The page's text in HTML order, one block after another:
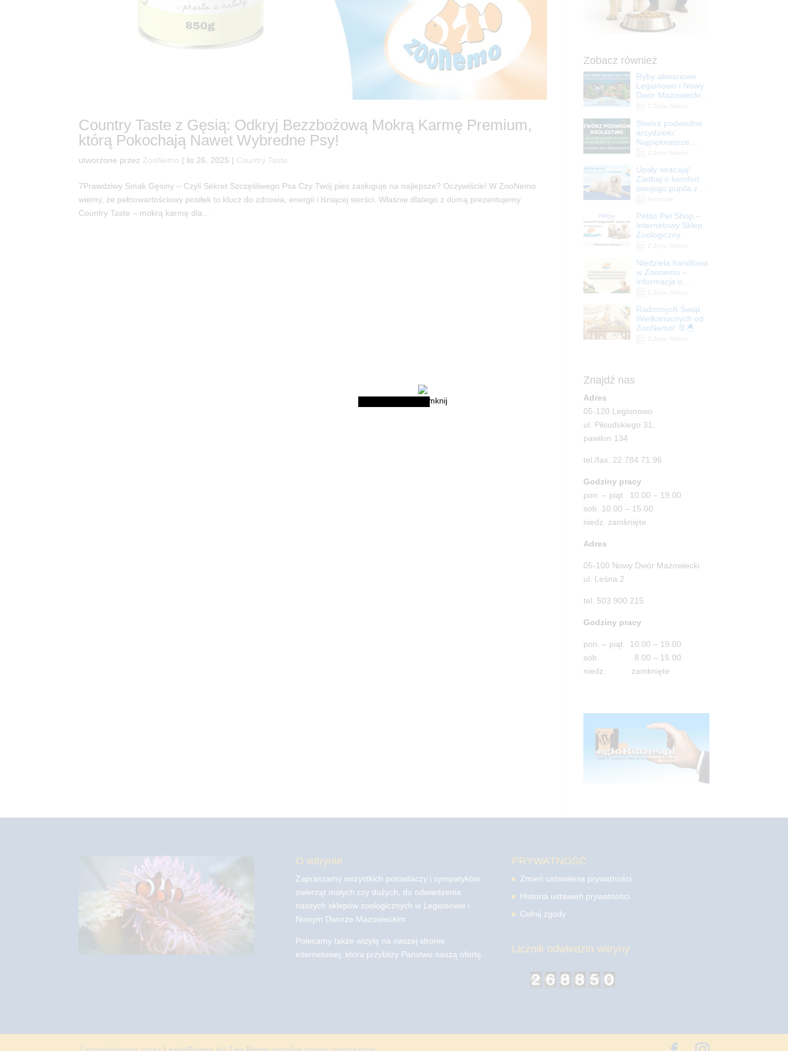
Country Taste z Gęsią: Odkryj Bezzbożową Mokrą Karmę Premium,
którą Pokochają Nawet Wybredne Psy!
utworzone przez ZooNemo | lis 26, 2025 | Country Taste
7Prawdziwy Smak Gęsiny – Czyli Sekret Szczęśliwego Psa Czy Twój pies zasługuje na najlepsze? Oczywiście! W ZooNemo
wiemy, że pełnowartościowy posiłek to klucz do zdrowia, energii i lśniącej sierści. Właśnie dlatego z dumą prezentujemy
Country Taste – mokrą karmę dla...
Zobacz również
Ryby akwariowe
Legionowo i Nowy
Dwór Mazowiecki –
Stwórz podwodne
arcydzieło:
Najpiękniejsze
Legionowo i Nowy
Dwór Mazowiecki
Upały wracają!
Zadbaj o komfort
swojego pupila z
ZooNemo
Petito Pet Shop –
Internetowy Sklep
Zoologiczny
| ZooNemo
Niedziela handlowa
w Zoonemo –
Informacja o
Radosnych Świąt
Wielkanocnych od
ZooNemo! 🐰🐣
Znajdź nas
Adres
05-120 Legionowo
ul. Piłsudskiego 31,
pawilon 134
tel./fax. 22 784 71 96
Godziny pracy
pon. – piąt. 10.00 – 19.00
sob. 10.00 – 15.00
niedz. zamknięte
Adres
05-100 Nowy Dwór Mazowiecki
ul. Leśna 2
tel. 503 900 215
Godziny pracy
pon. – piąt. 10.00 – 19.00
sob. 8.00 – 15.00
niedz. zamknięte
O witrynie
Zapraszamy wszystkich posiadaczy i sympatyków
zwierząt małych czy dużych, do odwiedzenia
naszych sklepów zoologicznych w Legionowie i
Nowym Dworze Mazowieckim
Polecamy także wizytę na naszej stronie
internetowej, która przybliży Państwu naszą ofertę.
PRYWATNOŚĆ
Zmień ustawienia prywatności
Historia ustawień prywatności
Cofnij zgody
Licznik odwiedzin witryny